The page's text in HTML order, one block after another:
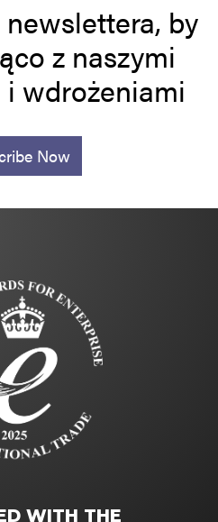
by
z naszymi
wdrożeniami
Now
WITH THE